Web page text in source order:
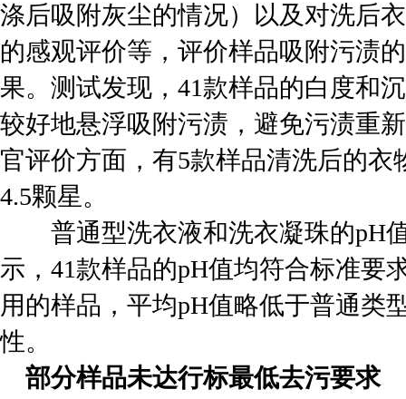
涤后吸附灰尘的情况）以及对洗后
的感观评价等，评价样品吸附污渍
果。测试发现，41款样品的白度和
较好地悬浮吸附污渍，避免污渍重
官评价方面，有5款样品清洗后的
4.5颗星。
普通型洗衣液和洗衣凝珠的pH值
示，41款样品的pH值均符合标准要
用的样品，平均pH值略低于普通类
性。
部分样品未达行标最低去污要求